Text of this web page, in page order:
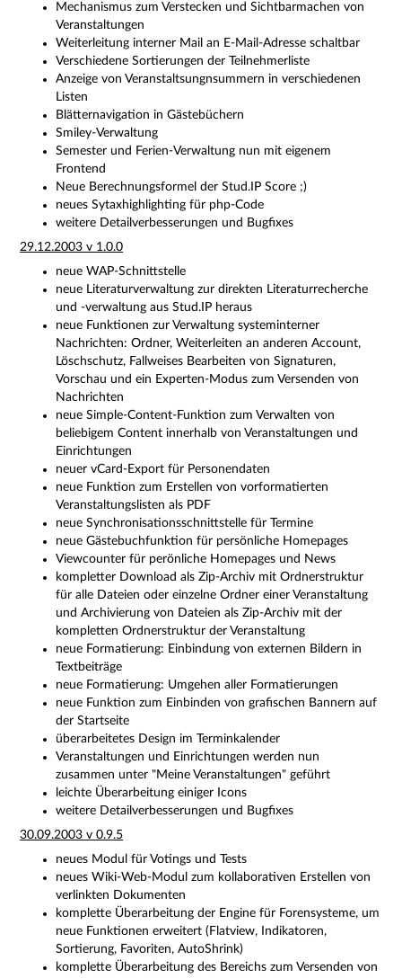
Mechanismus zum Verstecken und Sichtbarmachen von
Veranstaltungen
Weiterleitung interner Mail an E-Mail-Adresse schaltbar
Verschiedene Sortierungen der Teilnehmerliste
Anzeige von Veranstaltsungnsummern in verschiedenen
Listen
Blätternavigation in Gästebüchern
Smiley-Verwaltung
Semester und Ferien-Verwaltung nun mit eigenem
Frontend
Neue Berechnungsformel der Stud.IP Score ;)
neues Sytaxhighlighting für php-Code
weitere Detailverbesserungen und Bugfixes
29.12.2003 v 1.0.0
neue WAP-Schnittstelle
neue Literaturverwaltung zur direkten Literaturrecherche
und -verwaltung aus Stud.IP heraus
neue Funktionen zur Verwaltung systeminterner
Nachrichten: Ordner, Weiterleiten an anderen Account,
Löschschutz, Fallweises Bearbeiten von Signaturen,
Vorschau und ein Experten-Modus zum Versenden von
Nachrichten
neue Simple-Content-Funktion zum Verwalten von
beliebigem Content innerhalb von Veranstaltungen und
Einrichtungen
neuer vCard-Export für Personendaten
neue Funktion zum Erstellen von vorformatierten
Veranstaltungslisten als PDF
neue Synchronisationsschnittstelle für Termine
neue Gästebuchfunktion für persönliche Homepages
Viewcounter für perönliche Homepages und News
kompletter Download als Zip-Archiv mit Ordnerstruktur
für alle Dateien oder einzelne Ordner einer Veranstaltung
und Archivierung von Dateien als Zip-Archiv mit der
kompletten Ordnerstruktur der Veranstaltung
neue Formatierung: Einbindung von externen Bildern in
Textbeiträge
neue Formatierung: Umgehen aller Formatierungen
neue Funktion zum Einbinden von grafischen Bannern auf
der Startseite
überarbeitetes Design im Terminkalender
Veranstaltungen und Einrichtungen werden nun
zusammen unter "Meine Veranstaltungen" geführt
leichte Überarbeitung einiger Icons
weitere Detailverbesserungen und Bugfixes
30.09.2003 v 0.9.5
neues Modul für Votings und Tests
neues Wiki-Web-Modul zum kollaborativen Erstellen von
verlinkten Dokumenten
komplette Überarbeitung der Engine für Forensysteme, um
neue Funktionen erweitert (Flatview, Indikatoren,
Sortierung, Favoriten, AutoShrink)
komplette Überarbeitung des Bereichs zum Versenden von